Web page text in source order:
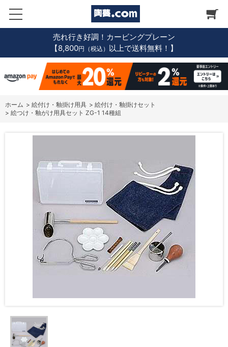
売れ行き好調！カービングプレーン
【8,800円（税込） 以上で送料無料！】
ホーム > 絵付け・釉掛け用具 > 絵付け・釉掛けセット
> 絵つけ・釉がけ用具セット ZG-1 14種組